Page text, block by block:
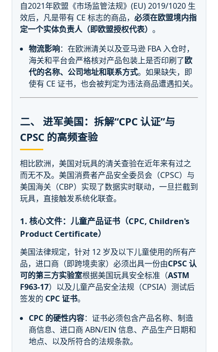
自2021年欧盟《市场监管法规》(EU) 2019/1020 生
效后，凡是带有 CE 标志的商品， 必须在欧盟境内指
定一个实体负责人（即欧盟授权代表） 。
物流影响：在欧洲清关以及亚马逊 FBA 入仓时，
海关和平台会严格核对产品包装上是否印刷了欧
代的名称、公司地址和联系方式。如果缺失，即
使有 CE 证书，也会被判定为违法商品遭遇扣关。
二、 进军美国：拆解“CPC 认证”与
CPSC 的高频查验
相比欧洲，美国对玩具的清关查验在近年来有过之
而无不及。美国消费者产品安全委员会（CPSC）与
美国海关（CBP）实现了数据实时联动，一旦拦截到
玩具，直接触发系统化联查。
1. 核心文件：儿童产品证书（CPC, Children's
Product Certificate）
美国法律规定，针对 12 岁及以下儿童使用的所有产
品，进口商（即跨境卖家）必须出具一份由CPSC 认
可的第三方实验室根据美国玩具安全标准（ASTM
F963-17）以及儿童产品安全法规（CPSIA）测试后
签发的 CPC 证书。
CPC 的硬性内容：证书必须包含产品名称、制造
商信息、进口商 ABN/EIN 信息、产品生产日期和
地点、以及所符合的法规条款。